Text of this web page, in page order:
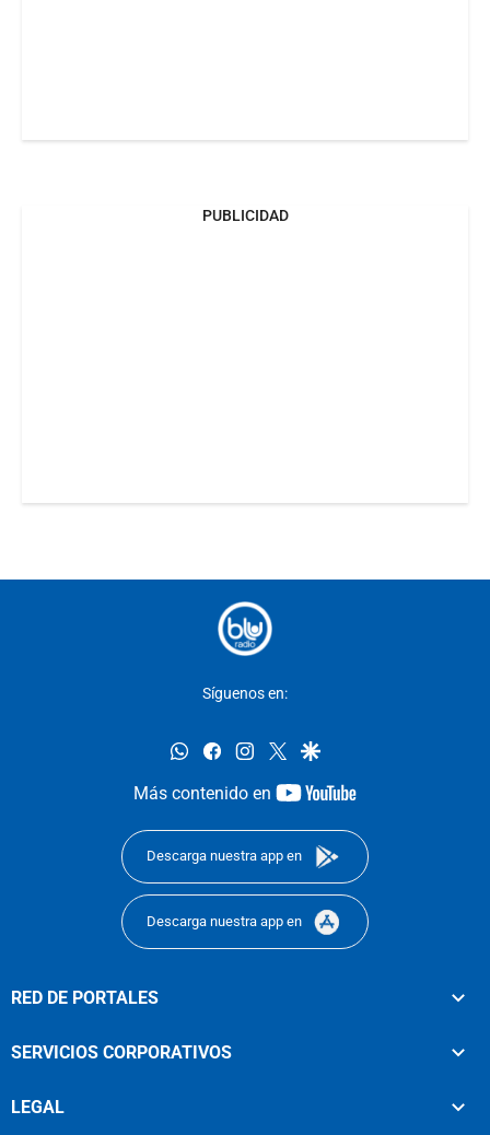
PUBLICIDAD
Síguenos en:
whatsappfacebookinstagram
twittergoogle
Más contenido en
youtube-
Descarga nuestra app en
Descarga nuestra app en
RED DE PORTALES
SERVICIOS CORPORATIVOS
LEGAL